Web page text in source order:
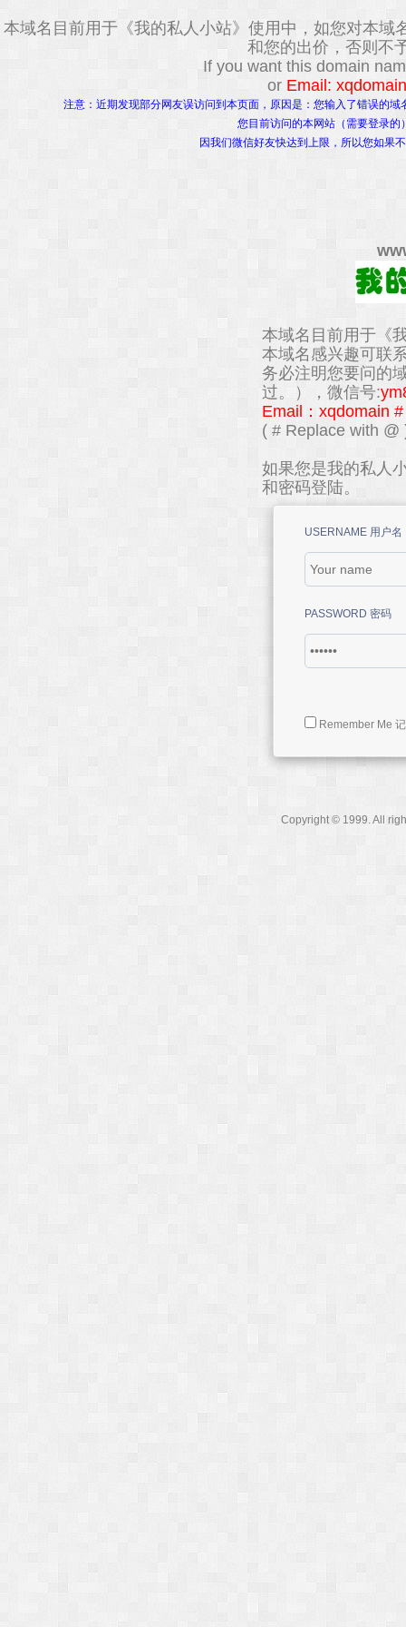
本域名目前用于《我的私人小站》使用中，如您对本
和您的出价，否则不
If you want this domain
or Email:
注意：近期发现部分网友误访问到本页面，原因是：您输入了错误的
您目前访问的本网站（需要登录
因我们微信好友快达到上限，所以您如果
本域名目前用于《
本域名感兴趣可联
务必注明您要问的
过。），微信号:
Email：xqdomain
( # Replace with @
如果您是我的私人
和密码登陆。
USERNAME 用户名
PASSWORD 密码
Remember Me
Copyright © 1999. All